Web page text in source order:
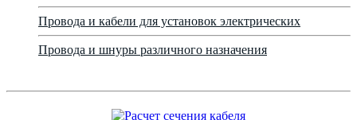
Провода и кабели для установок электрических
Провода и шнуры различного назначения